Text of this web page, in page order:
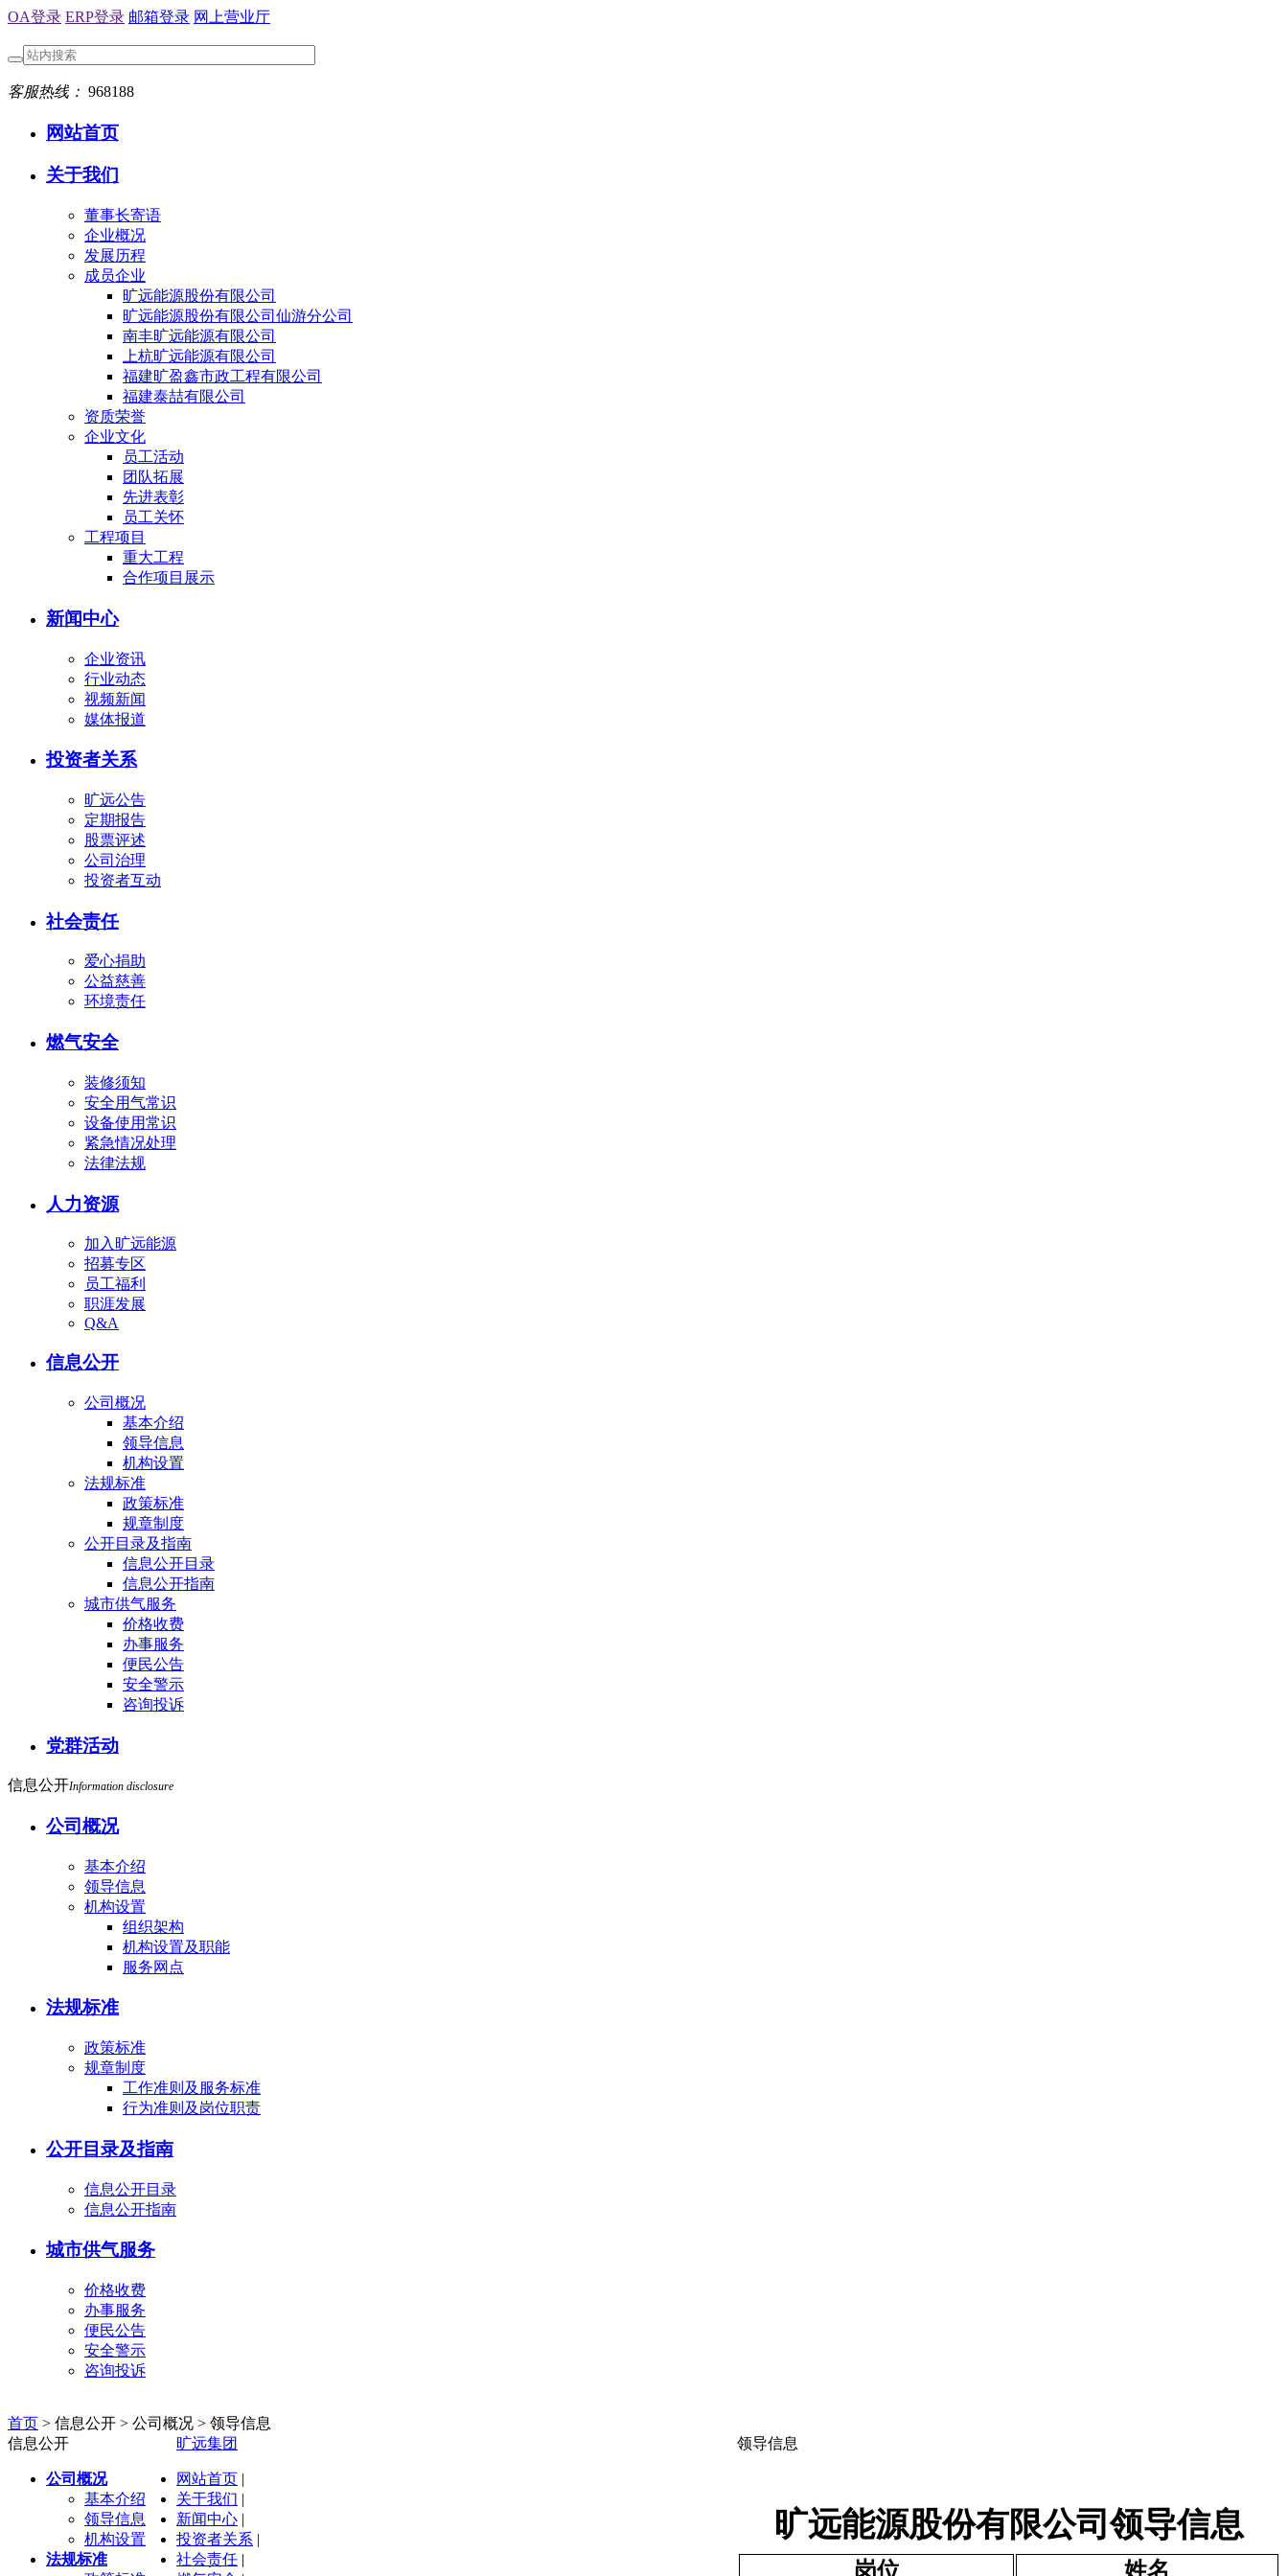
OA登录 ERP登录 邮箱登录 网上营业厅
客服热线： 968188
网站首页
关于我们
董事长寄语
企业概况
发展历程
成员企业
旷远能源股份有限公司
旷远能源股份有限公司仙游分公司
南丰旷远能源有限公司
上杭旷远能源有限公司
福建旷盈鑫市政工程有限公司
福建泰喆有限公司
资质荣誉
企业文化
员工活动
团队拓展
先进表彰
员工关怀
工程项目
重大工程
合作项目展示
新闻中心
企业资讯
行业动态
视频新闻
媒体报道
投资者关系
旷远公告
定期报告
股票评述
公司治理
投资者互动
社会责任
爱心捐助
公益慈善
环境责任
燃气安全
装修须知
安全用气常识
设备使用常识
紧急情况处理
法律法规
人力资源
加入旷远能源
招募专区
员工福利
职涯发展
Q&A
信息公开
公司概况
基本介绍
领导信息
机构设置
法规标准
政策标准
规章制度
公开目录及指南
信息公开目录
信息公开指南
城市供气服务
价格收费
办事服务
便民公告
安全警示
咨询投诉
党群活动
信息公开Information disclosure
公司概况
基本介绍
领导信息
机构设置
组织架构
机构设置及职能
服务网点
法规标准
政策标准
规章制度
工作准则及服务标准
行为准则及岗位职责
公开目录及指南
信息公开目录
信息公开指南
城市供气服务
价格收费
办事服务
便民公告
安全警示
咨询投诉
首页 > 信息公开 > 公司概况 > 领导信息
领导信息
旷远能源股份有限公司领导信息
岗位 姓名
信息公开
公司概况
基本介绍
领导信息
机构设置
法规标准
旷远集团
网站首页 |
关于我们 |
新闻中心 |
投资者关系 |
社会责任 |